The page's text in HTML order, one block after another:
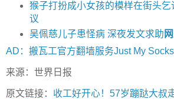
猴子打扮成小女孩的模样在街头乞
议
吴佩慈儿子患怪病 深夜发文求助
AD：搬瓦工官方翻墙服务Just My
来源：世界日报
原文链接： 收工好开心！57岁蹦跶大叔